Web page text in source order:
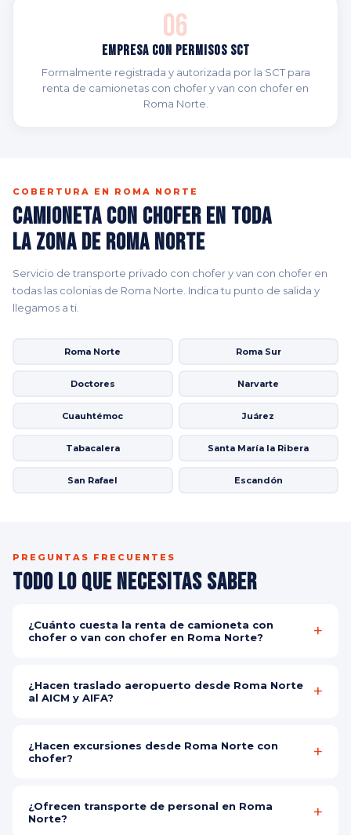
06
Empresa con Permisos SCT
Formalmente registrada y autorizada por la SCT para
renta de camionetas con chofer y van con chofer en
Roma Norte.
COBERTURA EN ROMA NORTE
Camioneta con Chofer en Toda
la Zona de Roma Norte
Servicio de transporte privado con chofer y van con chofer en
todas las colonias de Roma Norte. Indica tu punto de salida y
llegamos a ti.
Roma Norte Roma Sur
Doctores Narvarte
Cuauhtémoc Juárez
Tabacalera Santa María la Ribera
San Rafael Escandón
PREGUNTAS FRECUENTES
Todo lo que Necesitas Saber
¿Cuánto cuesta la renta de camioneta con
chofer o van con chofer en Roma Norte?
Contáctanos por WhatsApp para tu cotización personalizada y
gratuita en minutos, sin ningún compromiso.
¿Hacen traslado aeropuerto desde Roma Norte
al AICM y AIFA?
Aeropuerto Internacional de la Ciudad de México (AICM) y al
Aeropuerto Internacional Felipe Ángeles (AIFA) los 365 días del
¿Hacen excursiones desde Roma Norte con
chofer?
Teotihuacán, Valle de Bravo, Tepoztlán, Taxco, Puebla,
Cuernavaca, Querétaro y más. Con camioneta o van con chofer
¿Ofrecen transporte de personal en Roma
Norte?